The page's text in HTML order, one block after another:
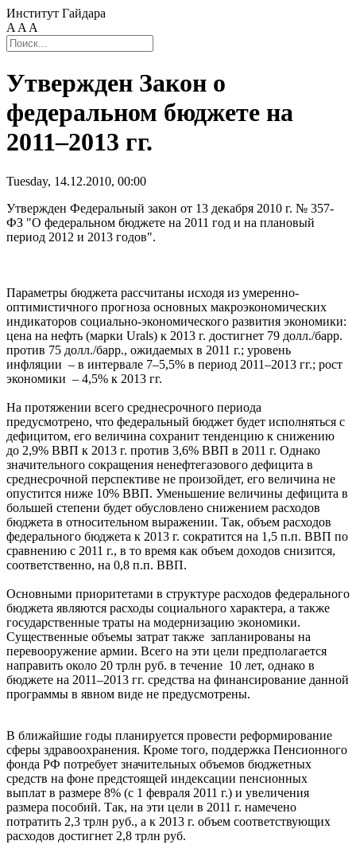
Институт Гайдара
A A A
Утвержден Закон о
федеральном бюджете на
2011–2013 гг.
Tuesday, 14.12.2010, 00:00
Утвержден Федеральный закон от 13 декабря 2010 г. № 357-
ФЗ "О федеральном бюджете на 2011 год и на плановый
период 2012 и 2013 годов".
Параметры бюджета рассчитаны исходя из умеренно-
оптимистичного прогноза основных макроэкономических
индикаторов социально-экономического развития экономики:
цена на нефть (марки Urals) к 2013 г. достигнет 79 долл./барр.
против 75 долл./барр., ожидаемых в 2011 г.; уровень
инфляции – в интервале 7–5,5% в период 2011–2013 гг.; рост
экономики – 4,5% к 2013 гг.
На протяжении всего среднесрочного периода
предусмотрено, что федеральный бюджет будет исполняться с
дефицитом, его величина сохранит тенденцию к снижению
до 2,9% ВВП к 2013 г. против 3,6% ВВП в 2011 г. Однако
значительного сокращения ненефтегазового дефицита в
среднесрочной перспективе не произойдет, его величина не
опустится ниже 10% ВВП. Уменьшение величины дефицита в
большей степени будет обусловлено снижением расходов
бюджета в относительном выражении. Так, объем расходов
федерального бюджета к 2013 г. сократится на 1,5 п.п. ВВП по
сравнению с 2011 г., в то время как объем доходов снизится,
соответственно, на 0,8 п.п. ВВП.
Основными приоритетами в структуре расходов федерального
бюджета являются расходы социального характера, а также
государственные траты на модернизацию экономики.
Существенные объемы затрат также запланированы на
перевооружение армии. Всего на эти цели предполагается
направить около 20 трлн руб. в течение 10 лет, однако в
бюджете на 2011–2013 гг. средства на финансирование данной
программы в явном виде не предусмотрены.
В ближайшие годы планируется провести реформирование
сферы здравоохранения. Кроме того, поддержка Пенсионного
фонда РФ потребует значительных объемов бюджетных
средств на фоне предстоящей индексации пенсионных
выплат в размере 8% (с 1 февраля 2011 г.) и увеличения
размера пособий. Так, на эти цели в 2011 г. намечено
потратить 2,3 трлн руб., а к 2013 г. объем соответствующих
расходов достигнет 2,8 трлн руб.